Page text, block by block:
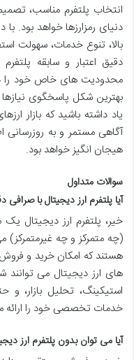
انتخاب پلتفرم مناسب،
دنیای رمزارزها خواهد بود.
بالا، تنوع خدمات، سهولت
دقیق اعتبار و سابقه
محدودیت های خاص خود را
بهترین شکل پاسخگوی نیازها
یاد داشته باشید که بازار
آگاهی مستمر و به روزرسانی
هیجان انگیز خواهد بود.
سوالات متداول
آیا پلتفرم ارز دیجیتال با
خیر، پلتفرم ارز دیجیتال
(چه متمرکز و چه غیرمتمرکز)
هستند که امکان خرید و فروش
های ارز دیجیتال می
استیکینگ، تحلیل بازار، و
خدمات تخصصی خود را ارائه
آیا می توان بدون پلتفرم ارز